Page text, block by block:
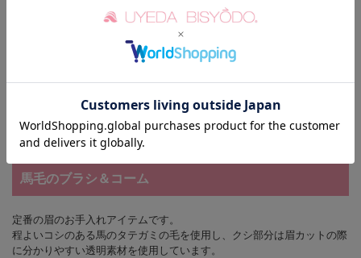
馬毛のブラシ＆コーム
定番の眉のお手入れアイテムです。
程よいコシのある馬のタテガミの毛を使用し、クシ部分は眉カットの際
に分かりやすい透明素材を使用しています。